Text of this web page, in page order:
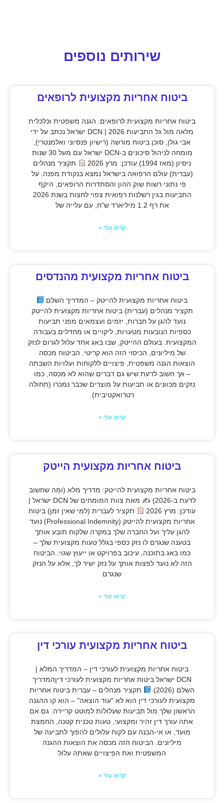
שירותים נוספים
ביטוח אחריות מקצועית לרופאים
ביטוח אחריות מקצועית לרופאים: הגנה משפטית וכלכלית
מלאה מול גל התביעות 2026 | DCN ישראל נכתב על ידי
אבי גולן, סוכן ביטוח מורשה (רישיון פנסיוני ואלמנטרי),
מומחה לניהול סיכונים ב-DCN ישראל עם מעל 30 שנות
ניסיון (מאז 1994).עודכן: מרץ 2026
תקציר מנהלים
(עברית) עולם הרפואה בישראל נמצא בנקודת מפנה. על
פי נתוני רשות שוק ההון והסתדרות הרופאים, היקף
התביעות בגין רשלנות רפואית צפוי לחצות בשנת 2026
את רף 1.2 מיליארד ש"ח, עם עלייה של
קראו עוד »
ביטוח אחריות מקצועית מהנדסים
ביטוח אחריות מקצועית להייטק – המדריך השלם
תקציר מנהלים (עברית) ביטוח אחריות מקצועית להייטק
נועד להגן על חברות, יזמים ועצמאים מפני תביעות
כספיות הנובעות מטעויות, ליקויים או מחדלים בעבודה
המקצועית. בעולם ההייטק, שבו באג אחד עלול לגרום לנזק
של מיליונים, הכיסוי הזה הוא קריטי. הביטוח מכסה
הוצאות הגנה משפטית, פיצויים ללקוחות ועלויות השבתה
– אך חשוב לדעת שיש גם דברים שהוא לא מכסה, כמו
נזקים מכוונים או תביעות על מוצרים שכבר נמכרו (תחולה
רטרואקטיבית).
קראו עוד »
ביטוח אחריות מקצועית הייטק
ביטוח אחריות מקצועית להייטק: מדריך מלא (ומה שחשוב
לדעת ב-2026) ✍
מאת צוות המומחים של DCN ישראל |
עודכן: מרץ 2026
תקציר לעברית (למי שאין זמן) ביטוח
אחריות מקצועית להייטק (Professional Indemnity) נועד
להגן עליך ועל החברה שלך במקרה שלקוח תובע אותך
בטענה שנגרם לו נזק כספי בגלל טעות מקצועית שלך –
כמו באג בתוכנה, עיכוב בפרויקט או ייעוץ שגוי. הביטוח
הזה לא נועד לפצות אותך על נזק ישיר לך, אלא על הנזק
שנגרם
קראו עוד »
ביטוח אחריות מקצועית עורכי דין
ביטוח אחריות מקצועית לעורכי דין – המדריך המלא |
DCN ישראל ביטוח אחריות מקצועית לעורכי דיןהמדריך
השלם (2026)
תקציר מנהלים – עברית ביטוח אחריות
מקצועית לעורכי דין הוא לא "עוד הוצאה" – הוא קו ההגנה
הראשון שלך מול תביעות שעלולות למוטט קריירה. גם אם
אתה עורך דין זהיר ומקצועי, טעות טכנית קטנה, החמצת
מועד, או אי-הבנה עם לקוח עלולים להפוך לתביעה של
מיליונים. הביטוח הזה מכסה את הוצאות ההגנה
המשפטית ואת הפיצויים שאתה עלול
קראו עוד »